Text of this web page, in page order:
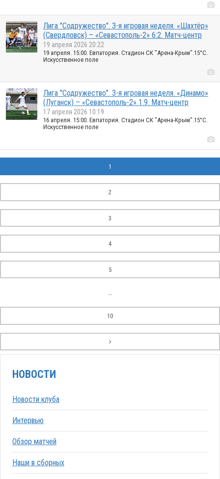
Лига "Содружество". 3-я игровая неделя. «Шахтёр»
(Свердловск) – «Севастополь-2» 6:2. Матч-центр
19 апреля 2026 20:22
19 апреля. 15:00. Евпатория. Стадион СК "Арена-Крым".15°C.
Искусственное поле
Лига "Содружество". 3-я игровая неделя. «Динамо»
(Луганск) – «Севастополь-2» 1:9. Матч-центр
17 апреля 2026 10:19
16 апреля. 15:00. Евпатория. Стадион СК "Арена-Крым".15°C.
Искусственное поле
1
2
3
4
5
...
10
НОВОСТИ
Новости клуба
Интервью
Обзор матчей
Наши в сборных